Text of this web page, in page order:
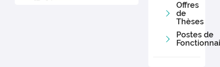
20
Offres
de
Thèses
Postes de